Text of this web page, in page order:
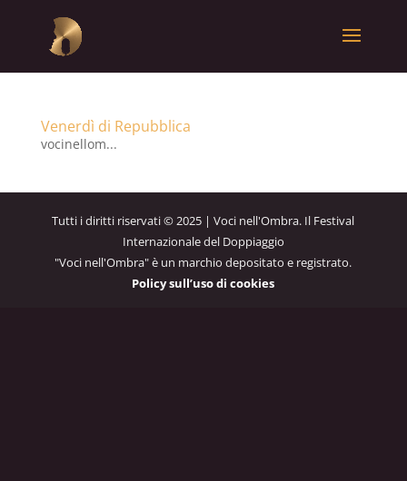
Venerdì di Repubblica
vocinellom...
Tutti i diritti riservati © 2025 | Voci nell'Ombra. Il Festival
Internazionale del Doppiaggio
"Voci nell'Ombra" è un marchio depositato e registrato.
Policy sull’uso di cookies